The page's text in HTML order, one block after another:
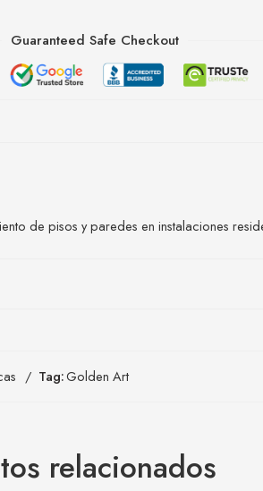
Guaranteed Safe Checkout
de pisos y paredes en instalaciones
Tag:Golden Art
relacionados